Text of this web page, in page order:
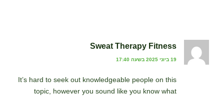
Sweat Therapy Fitness
19 ביוני 2025 בשעה 17:40
It’s hard to seek out knowledgeable people on this
topic, however you sound like you know what